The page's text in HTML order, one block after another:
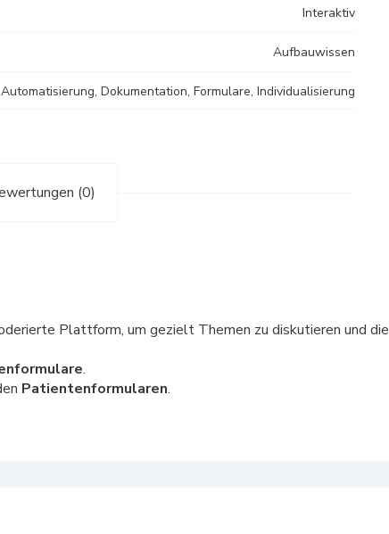
Interaktiv
Aufbauwissen
Automatisierung, Dokumentation, Formulare, Individualisierung
(0)
Plattform, um gezielt Themen zu diskutieren und die
.
Patientenformularen.